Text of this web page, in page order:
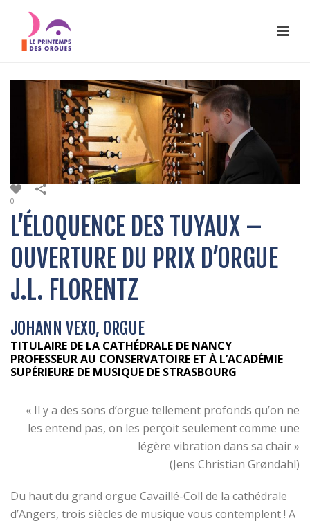
0
L’ÉLOQUENCE DES TUYAUX –
OUVERTURE DU PRIX D’ORGUE
J.L. FLORENTZ
JOHANN VEXO, ORGUE
TITULAIRE DE LA CATHÉDRALE DE NANCY
PROFESSEUR AU CONSERVATOIRE ET À L’ACADÉMIE
SUPÉRIEURE DE MUSIQUE DE STRASBOURG
« Il y a des sons d’orgue tellement profonds qu’on ne
les entend pas, on les perçoit seulement comme une
légère vibration dans sa chair »
(Jens Christian Grøndahl)
Du haut du grand orgue Cavaillé-Coll de la cathédrale
d’Angers, trois siècles de musique vous contemplent ! A